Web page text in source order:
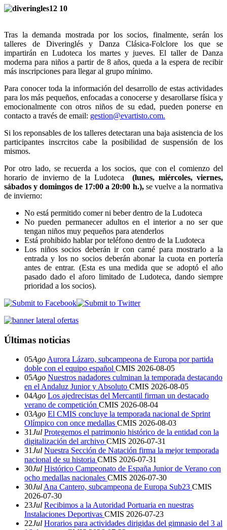
Tras la demanda mostrada por los socios, finalmente, serán los
talleres de Diveringlés y Danza Clásica-Folclore los que se
impartirán en Ludoteca los martes y jueves. El taller de Danza
moderna para niños a partir de 8 años, queda a la espera de recibir
más inscripciones para llegar al grupo mínimo.
Para conocer toda la información del desarrollo de estas actividades
para los más pequeños, enfocadas a conocerse y desarollarse física y
emocionalmente con otros niños de su edad, pueden ponerse en
contacto a través de email: gestion@evartisto.com.
Si los reponsables de los talleres detectaran una baja asistencia de los
participantes inscrcitos cabe la posibilidad de suspensión de los
mismos.
Por otro lado, se recuerda a los socios, que con el comienzo del
horario de invierno de la Ludoteca (lunes, miércoles, viernes,
sábados y domingos de 17:00 a 20:00 h.), se vuelve a la normativa
de invierno:
No está permitido comer ni beber dentro de la Ludoteca
No pueden permanecer adultos en el interior a no ser que
tengan niños muy pequeños para atenderlos
Está prohibido hablar por teléfono dentro de la Ludoteca
Los niños socios deberán ir con carné para mostrarlo a la
entrada y los no socios deberán abonar la cuota en portería
antes de entrar. (Esta es una medida que se adoptó el año
pasado dado el aforo limitado de Ludoteca, dando siempre
prioridad a los socios).
Últimas noticias
05Ago Aurora Lázaro, subcampeona de Europa por partida
doble con el equipo español CMIS 2026-08-05
05Ago Nuestros nadadores culminan la temporada destacando
en el Andaluz Junior y Absoluto CMIS 2026-08-05
04Ago Los ajedrecistas del Mercantil firman un destacado
verano de competición CMIS 2026-08-04
03Ago El CMIS concluye la temporada nacional de Sprint
Olímpico con once medallas CMIS 2026-08-03
31Jul Protegemos el patrimonio histórico de la entidad con la
digitalización del archivo CMIS 2026-07-31
31Jul Nuestra Sección de Natación firma la mejor temporada
nacional de su historia CMIS 2026-07-31
30Jul Histórico Campeonato de España Junior de Verano con
ocho medallas nacionales CMIS 2026-07-30
30Jul Ana Cantero, subcampeona de Europa Sub23 CMIS
2026-07-30
23Jul Recibimos a la Autoridad Portuaria en nuestras
Instalaciones Deportivas CMIS 2026-07-23
22Jul Horarios para actividades dirigidas del gimnasio del 3 al